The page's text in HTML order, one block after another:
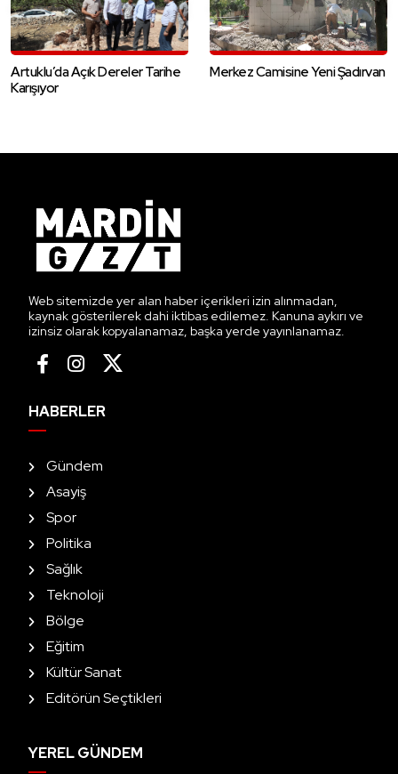
Artuklu’da Açık Dereler Tarihe
Karışıyor
Merkez Camisine Yeni Şadırvan
Web sitemizde yer alan haber içerikleri izin alınmadan,
kaynak gösterilerek dahi iktibas edilemez. Kanuna aykırı ve
izinsiz olarak kopyalanamaz, başka yerde yayınlanamaz.
HABERLER
Gündem
Asayiş
Spor
Politika
Sağlık
Teknoloji
Bölge
Eğitim
Kültür Sanat
Editörün Seçtikleri
YEREL GÜNDEM